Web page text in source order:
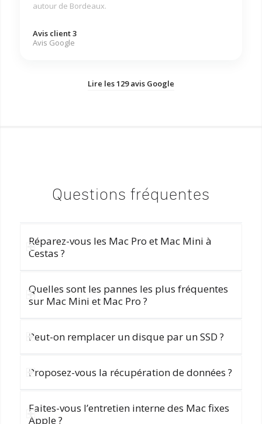
autour de Bordeaux.
Avis client 3
Avis Google
Lire les 129 avis Google
Questions fréquentes
Réparez-vous les Mac Pro et Mac Mini à
Cestas ?
Quelles sont les pannes les plus fréquentes
sur Mac Mini et Mac Pro ?
Peut-on remplacer un disque par un SSD ?
Proposez-vous la récupération de données ?
Faites-vous l’entretien interne des Mac fixes
Apple ?